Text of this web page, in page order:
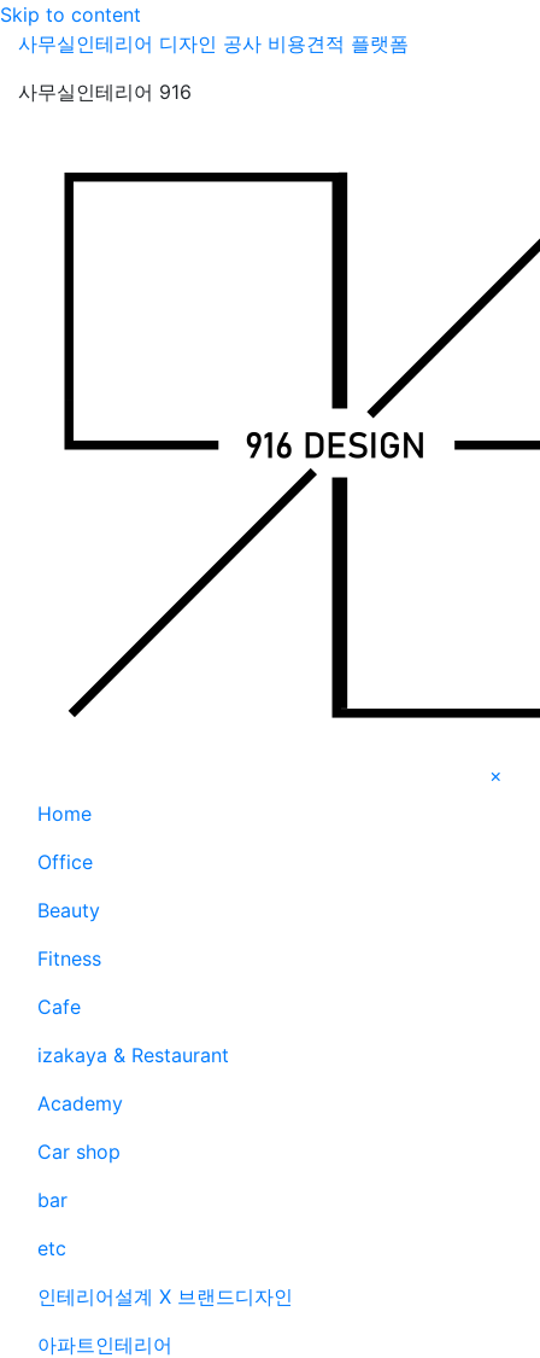
Skip to content
사무실인테리어 디자인 공사 비용견적 플랫폼
사무실인테리어 916
×
Home
Office
Beauty
Fitness
Cafe
izakaya & Restaurant
Academy
Car shop
bar
etc
인테리어설계 X 브랜드디자인
아파트인테리어